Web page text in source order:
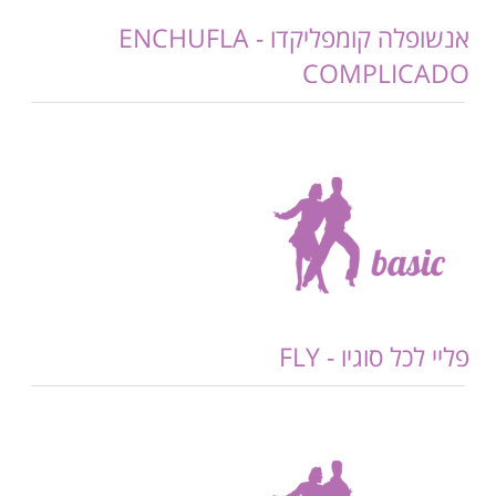
אנשופלה קומפליקדו - ENCHUFLA
COMPLICADO
פליי לכל סוגיו - FLY